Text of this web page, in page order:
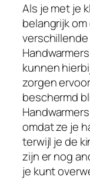
Als je met je
belangrijk
kunnen
zorgen
beschermd
omdat ze je
terwijl je de
zijn er nog
je kunt